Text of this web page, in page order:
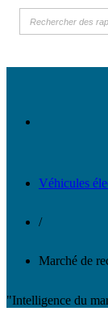
Véhicules
/
Marché de
"Intelligence du